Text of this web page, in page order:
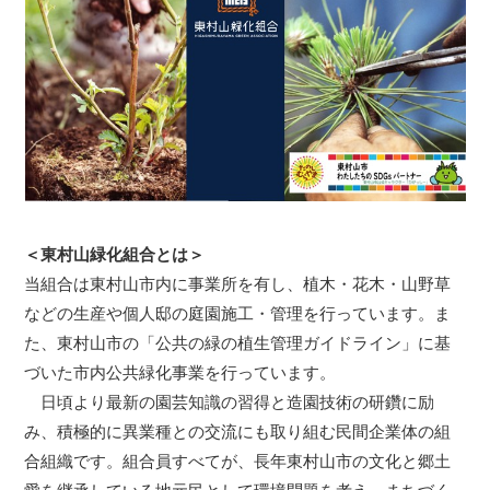
＜東村山緑化組合とは＞
当組合は東村山市内に事業所を有し、植木・花木・山野草
などの生産や個人邸の庭園施工・管理を行っています。ま
た、東村山市の「公共の緑の植生管理ガイドライン」に基
づいた市内公共緑化事業を行っています。
日頃より最新の園芸知識の習得と造園技術の研鑽に励
み、積極的に異業種との交流にも取り組む民間企業体の組
合組織です。組合員すべてが、長年東村山市の文化と郷土